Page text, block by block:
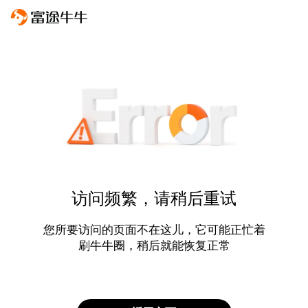
访问频繁，请稍后重试
您所要访问的页面不在这儿，它可能正忙着
刷牛牛圈，稍后就能恢复正常